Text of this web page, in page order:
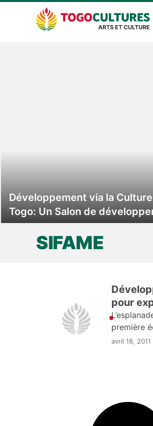
Développement via la
Togo: Un Salon de
pour explorer le rôle des
avril 18, 2011
SIFAME
pour
première
avril 18, 2011